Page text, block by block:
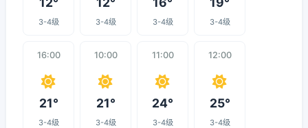
3-4级 3-4级 3-4级 3-4级
16:00
21°
3-4级
10:00
21°
3-4级
11:00
24°
3-4级
12:00
25°
3-4级